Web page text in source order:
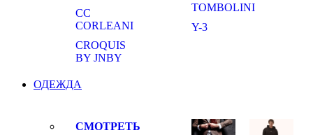
CC
CORLEANI
CROQUIS
BY JNBY
TOMBOLINI
Y-3
ОДЕЖДА
СМОТРЕТЬ